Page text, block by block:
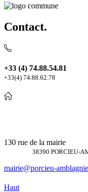
Contact.
+33 (4) 74.88.54.81
+33(4) 74.88.62.78
130 rue de la mairie
38390 PORCIEU-
mairie@porcieu-
Haut